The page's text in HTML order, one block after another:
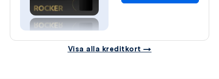
Visa alla kreditkort →